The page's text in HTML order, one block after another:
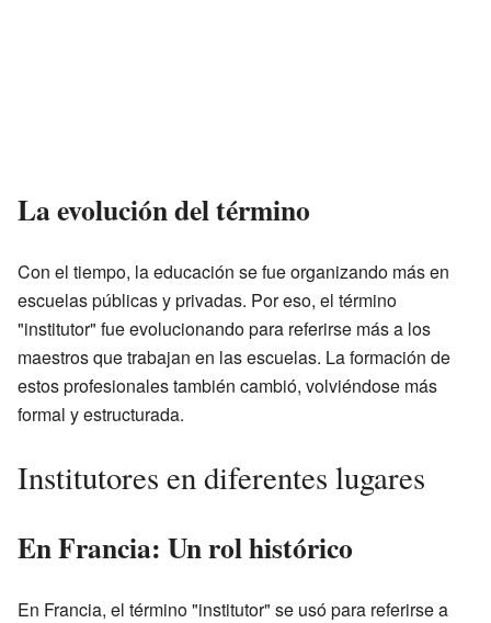
La evolución del término
Con el tiempo, la educación se fue organizando más en
escuelas públicas y privadas. Por eso, el término
"institutor" fue evolucionando para referirse más a los
maestros que trabajan en las escuelas. La formación de
estos profesionales también cambió, volviéndose más
formal y estructurada.
Institutores en diferentes lugares
En Francia: Un rol histórico
En Francia, el término "institutor" se usó para referirse a